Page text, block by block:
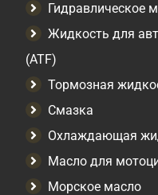
Гидравлическое
Жидкость для
(ATF)
Тормозная
Смазка
Охлаждающая
Масло для
Морское масло